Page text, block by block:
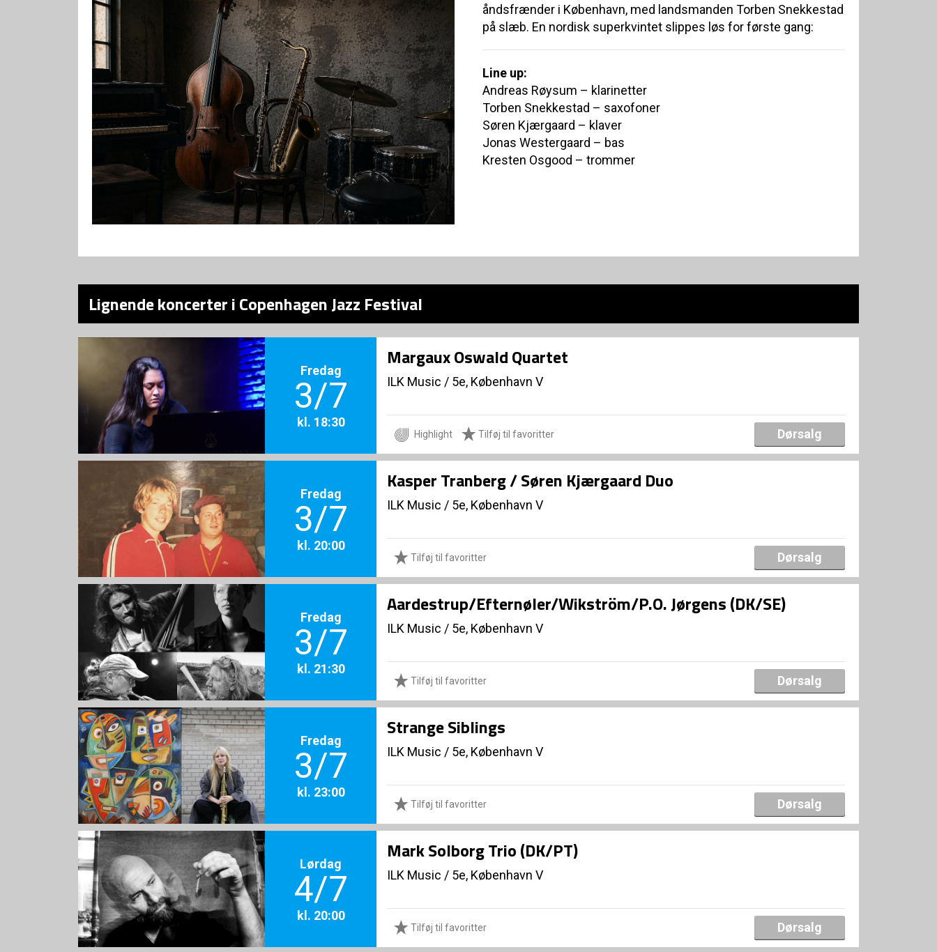
åndsfrænder i København, med landsmanden Torben Snekkestad
på slæb. En nordisk superkvintet slippes løs for første gang:
Line up:
Andreas Røysum – klarinetter
Torben Snekkestad – saxofoner
Søren Kjærgaard – klaver
Jonas Westergaard – bas
Kresten Osgood – trommer
Lignende koncerter i Copenhagen Jazz Festival
Fredag
3/7
kl. 18:30
Margaux Oswald Quartet
ILK Music / 5e, København V
Highlight Tilføj til favoritter Dørsalg
Fredag
3/7
kl. 20:00
Kasper Tranberg / Søren Kjærgaard Duo
ILK Music / 5e, København V
Tilføj til favoritter Dørsalg
Fredag
3/7
kl. 21:30
Aardestrup/Efternøler/Wikström/P.O. Jørgens (DK/SE)
ILK Music / 5e, København V
Tilføj til favoritter Dørsalg
Fredag
3/7
kl. 23:00
Strange Siblings
ILK Music / 5e, København V
Tilføj til favoritter Dørsalg
Lørdag
4/7
kl. 20:00
Mark Solborg Trio (DK/PT)
ILK Music / 5e, København V
Tilføj til favoritter Dørsalg